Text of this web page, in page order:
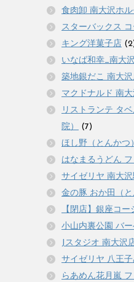
食肉卸 南大沢ホル
スターバックス
キング洋菓子店
いなば和幸_南大
築地銀だこ 南大沢
マクドナルド 南
リストランテ タ
院）
(7)
ほし野（とんかつ
はなまるうどん
サイゼリヤ 南大
金の豚 おか田（と
【閉店】銀座コ
小山内裏公園 バ
Jスタジオ 南大沢
サイゼリヤ 八王
らあめん花月嵐